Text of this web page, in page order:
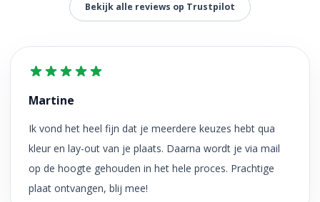
Bekijk alle reviews op Trustpilot
Martine
Ik vond het heel fijn dat je meerdere keuzes hebt qua
kleur en lay-out van je plaats. Daarna wordt je via mail
op de hoogte gehouden in het hele proces. Prachtige
plaat ontvangen, blij mee!